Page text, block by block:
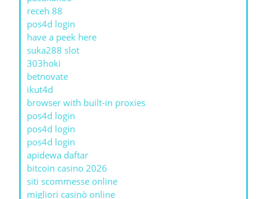
receh 88
pos4d login
have a peek here
suka288 slot
303hoki
betnovate
ikut4d
browser with built-in proxies
pos4d login
pos4d login
pos4d login
apidewa daftar
bitcoin casino 2026
siti scommesse online
migliori casinò online